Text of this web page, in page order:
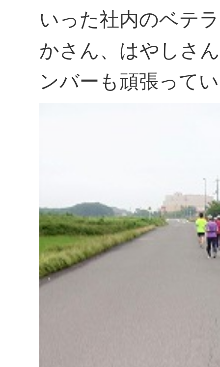
いった社内のベテ
かさん、はやしさ
ンバーも頑張って